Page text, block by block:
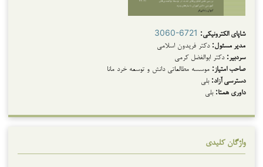
شاپای الکترونیکی: 3060-6721
مدیر مسئول: دکتر فریدون اسلامی
سردبیر: دکتر ابوالفضل کرمی
صاحب امتیاز: موسسه مطالعاتی دانش و توسعه خرد مانا
دسترسی آزاد: بلی
داوری همتا: بلی
واژگان کلیدی